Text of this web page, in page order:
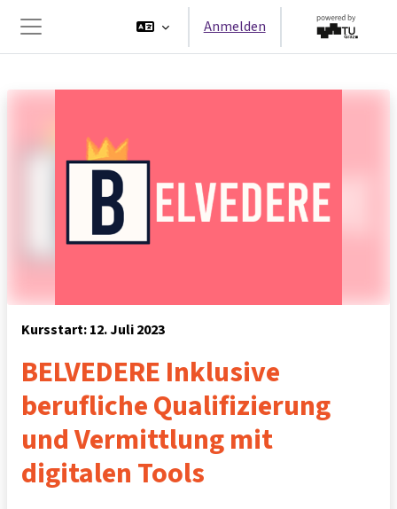
Website-Übersicht
Anmelden
Kursstart: 12. Juli 2023
BELVEDERE Inklusive
berufliche Qualifizierung
und Vermittlung mit
digitalen Tools